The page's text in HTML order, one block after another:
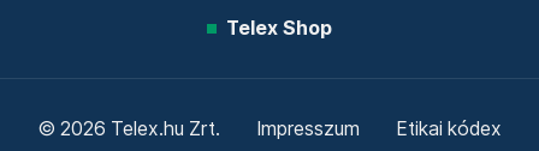
Telex Shop
© 2026 Telex.hu Zrt. Impresszum Etikai kódex